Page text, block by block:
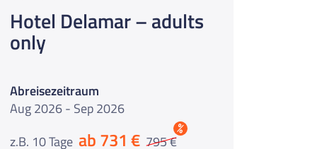
Hotel Delamar – adults
only
Abreisezeitraum
Aug 2026 - Sep 2026
z.B. 10 Tage ab 731 € 795 €
%